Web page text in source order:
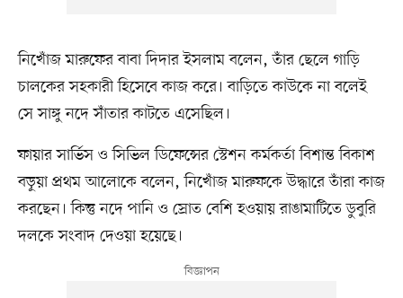
নিখোঁজ মারুফের বাবা দিদার ইসলাম বলেন, তাঁর ছেলে গাড়ি
চালকের সহকারী হিসেবে কাজ করে। বাড়িতে কাউকে না বলেই
সে সাঙ্গু নদে সাঁতার কাটতে এসেছিল।
ফায়ার সার্ভিস ও সিভিল ডিফেন্সের স্টেশন কর্মকর্তা বিশান্ত বিকাশ
বড়ুয়া প্রথম আলোকে বলেন, নিখোঁজ মারুফকে উদ্ধারে তাঁরা কাজ
করছেন। কিন্তু নদে পানি ও স্রোত বেশি হওয়ায় রাঙামাটিতে ডুবুরি
দলকে সংবাদ দেওয়া হয়েছে।